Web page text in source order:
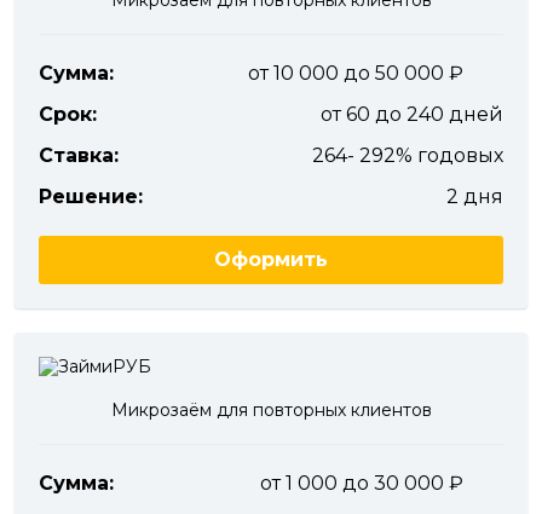
Сумма:
от 10 000 до 50 000
Срок:
от 60 до 240 дней
Ставка:
264- 292% годовых
Решение:
2 дня
Оформить
Микрозаём для повторных клиентов
Сумма:
от 1 000 до 30 000